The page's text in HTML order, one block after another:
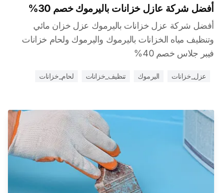
أفضل شركة عازل خزانات باليرموك خصم 30%
أفضل شركة عزل خزانات باليرموك عزل خزان مائي
وتنظيف مياه الخزانات باليرموك واليرموك ولحام خزانات
فيبر جلاس خصم 40%
عزل_خزانات اليرموك تنظيف_خزانات لحام_خزانات